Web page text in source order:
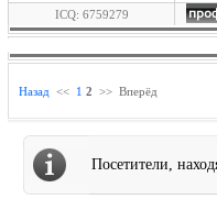
ICQ: 6759279
Назад << 1 2 >> Вперёд
Посетители,